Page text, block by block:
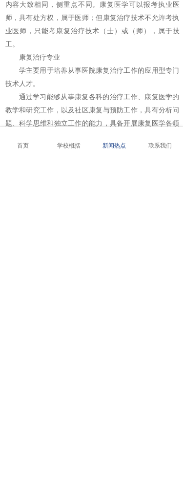
内容大致相同，侧重点不同。康复医学可以报考执业医
师，具有处方权，属于医师；但康复治疗技术不允许考执
业医师，只能考康复治疗技术（士）或（师），属于技
工。
康复治疗专业
学主要用于培养从事医院康复治疗工作的应用型专门
技术人才。
通过学习能够从事康复各科的治疗工作、康复医学的
教学和研究工作，以及社区康复与预防工作，具有分析问
题、科学思维和独立工作的能力，具备开展康复医学各领
主要课程：英语、生物学、解剖学、生物化学、康复
首页 学校概括 新闻热点 联系我们